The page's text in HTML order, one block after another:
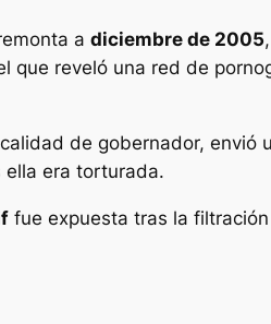
a diciembre de 2005
que reveló una red de
de gobernador, envió
ella era torturada.
fue expuesta tras la